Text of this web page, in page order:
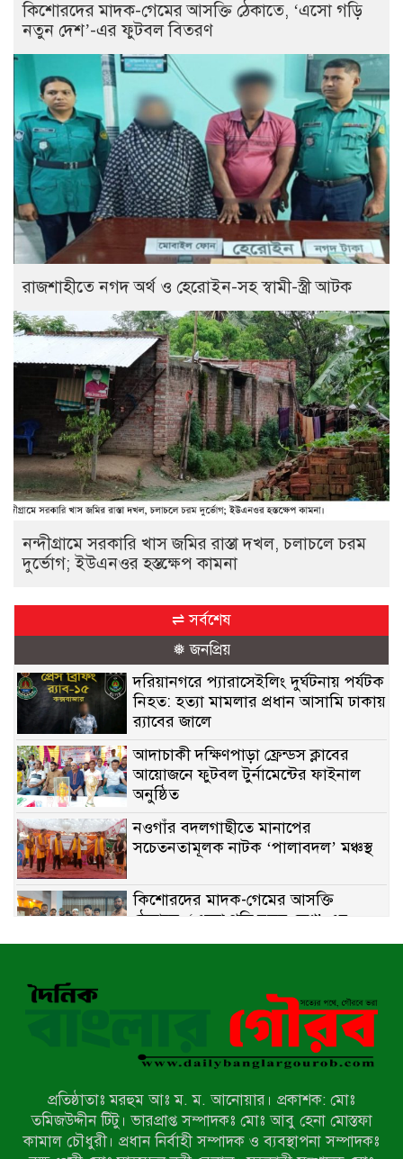
কিশোরদের মাদক-গেমের আসক্তি ঠেকাতে, ‘এসো গড়ি
নতুন দেশ’-এর ফুটবল বিতরণ
রাজশাহীতে নগদ অর্থ ও হেরোইন-সহ স্বামী-স্ত্রী আটক
নন্দীগ্রামে সরকারি খাস জমির রাস্তা দখল, চলাচলে চরম
দুর্ভোগ; ইউএনওর হস্তক্ষেপ কামনা
⇌ সর্বশেষ
❅ জনপ্রিয়
দরিয়ানগরে প্যারাসেইলিং দুর্ঘটনায় পর্যটক
নিহত: হত্যা মামলার প্রধান আসামি ঢাকায়
র‌্যাবের জালে
আদাচাকী দক্ষিণপাড়া ফ্রেন্ডস ক্লাবের
আয়োজনে ফুটবল টুর্নামেন্টের ফাইনাল
অনুষ্ঠিত
নওগাঁর বদলগাছীতে মানাপের
সচেতনতামূলক নাটক ‘পালাবদল’ মঞ্চস্থ
কিশোরদের মাদক-গেমের আসক্তি
ঠেকাতে, ‘এসো গড়ি নতুন দেশ’-এর
ফুটবল বিতরণ
নন্দীগ্রামে সরকারি খাস জমির রাস্তা দখল,
চলাচলে চরম দুর্ভোগ; ইউএনওর হস্তক্ষেপ
নাটোরের পাটুলে পানিতে ডুবে নন্দীগ্রামের
স্কুলছাত্রের মর্মান্তিক মৃত্যু
প্রতিষ্ঠাতাঃ মরহুম আঃ ম. ম. আনোয়ার। প্রকাশক: মোঃ
তমিজউদ্দীন টিটু। ভারপ্রাপ্ত সম্পাদকঃ মোঃ আবু হেনা মোস্তফা
কামাল চৌধুরী। প্রধান নির্বাহী সম্পাদক ও ব্যবস্থাপনা সম্পাদকঃ